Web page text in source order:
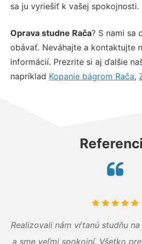
sa ju vyriešiť k vašej spokojnosti.
Oprava studne Rača? S nami sa
obávať. Neváhajte a kontaktujte
informácií. Prezrite si aj ďalšie
napríklad Kopanie bágrom Rača,
Realizovali nám vŕtanú studňu
a sme veľmi spokojní. Všetko